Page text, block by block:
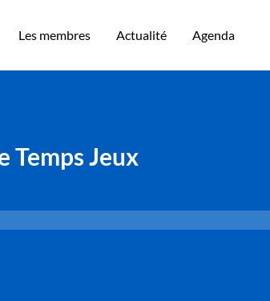
Les membres Actualité Agenda
Temps Jeux